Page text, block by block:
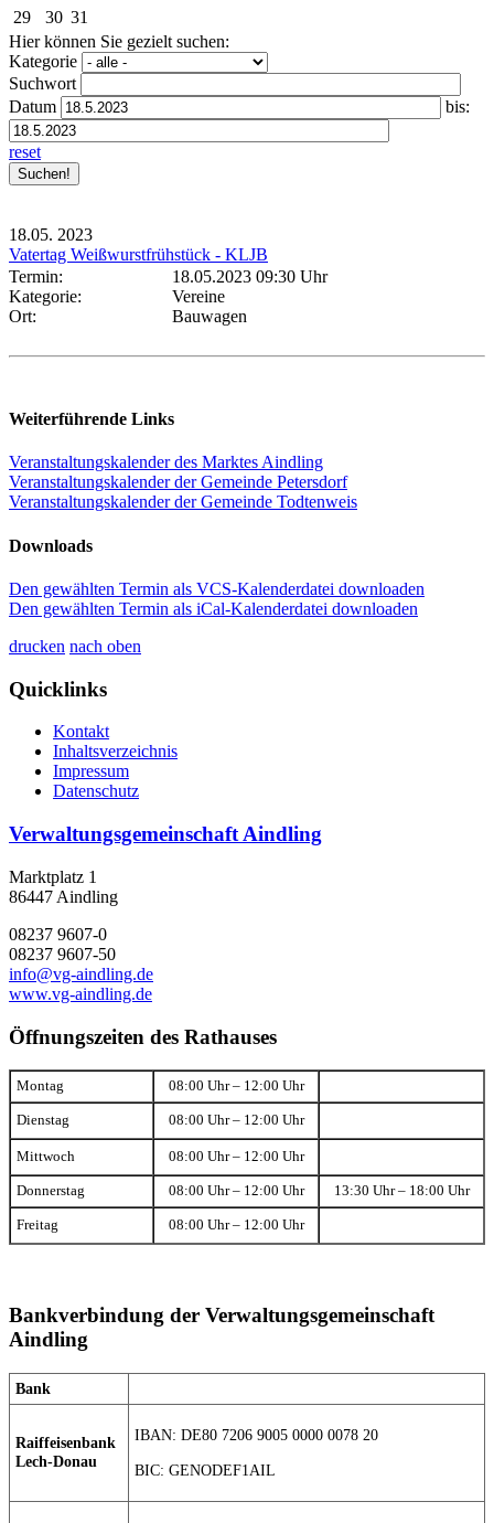
29
30 31
Hier können Sie gezielt suchen:
Kategorie
Suchwort
Datum
bis:
reset
18.05. 2023
Vatertag Weißwurstfrühstück - KLJB
Termin:
18.05.2023 09:30 Uhr
Kategorie:
Vereine
Ort:
Bauwagen
Weiterführende Links
Veranstaltungskalender des Marktes Aindling
Veranstaltungskalender der Gemeinde Petersdorf
Veranstaltungskalender der Gemeinde Todtenweis
Downloads
Den gewählten Termin als VCS-Kalenderdatei downloaden
Den gewählten Termin als iCal-Kalenderdatei downloaden
drucken nach oben
Quicklinks
Kontakt
Inhaltsverzeichnis
Impressum
Datenschutz
Verwaltungsgemeinschaft Aindling
Marktplatz 1
86447 Aindling
08237 9607-0
08237 9607-50
info@vg-aindling.de
www.vg-aindling.de
Öffnungszeiten des Rathauses
Montag 08:00 Uhr – 12:00 Uhr
Dienstag 08:00 Uhr – 12:00 Uhr
Mittwoch 08:00 Uhr – 12:00 Uhr
Donnerstag 08:00 Uhr – 12:00 Uhr 13:30 Uhr – 18:00 Uhr
Freitag 08:00 Uhr – 12:00 Uhr
Bankverbindung der Verwaltungsgemeinschaft
Aindling
Bank
Raiffeisenbank
Lech-Donau
IBAN: DE80 7206 9005 0000 0078 20
BIC: GENODEF1AIL